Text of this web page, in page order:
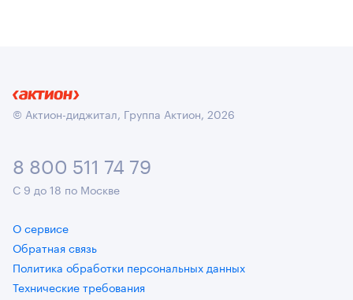
© Актион-диджитал, Группа Актион, 2026
8 800 511 74 79
С 9 до 18 по Москве
О сервисе
Обратная связь
Политика обработки персональных данных
Технические требования